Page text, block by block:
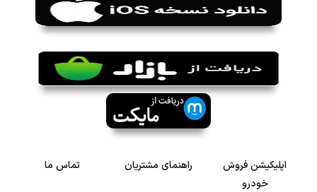
اپلیکیشن فروش
خودرو
راهنمای مشتریان تماس ما